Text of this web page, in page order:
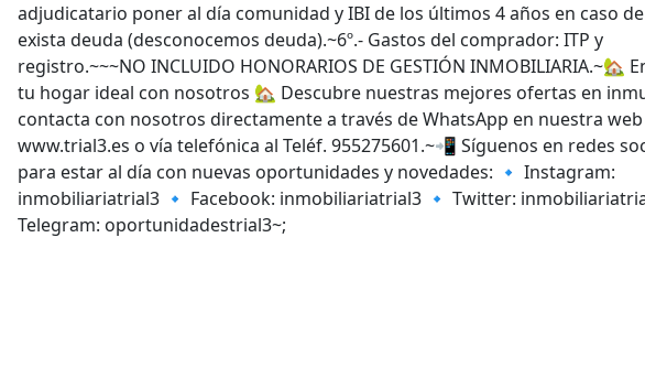
adjudicatario poner al día comunidad y IBI de los últimos 4 años en caso
exista deuda (desconocemos deuda).~6º.- Gastos del comprador: ITP y
registro.~~~NO INCLUIDO HONORARIOS DE GESTIÓN INMOBILIARIA.~🏡
tu hogar ideal con nosotros 🏡 Descubre nuestras mejores ofertas en
contacta con nosotros directamente a través de WhatsApp en nuestra
www.trial3.es o vía telefónica al Teléf. 955275601.~📲 Síguenos en redes
para estar al día con nuevas oportunidades y novedades: 🔹 Instagram:
inmobiliariatrial3 🔹 Facebook: inmobiliariatrial3 🔹 Twitter:
Telegram: oportunidadestrial3~;